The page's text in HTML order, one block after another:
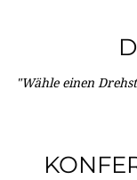
"Wähle einen